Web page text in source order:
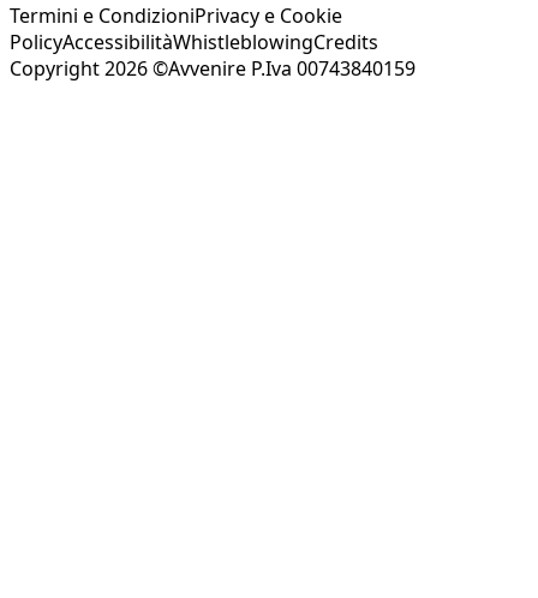
Termini e CondizioniPrivacy e Cookie
PolicyAccessibilitàWhistleblowingCredits
Copyright 2026 ©Avvenire P.Iva 00743840159